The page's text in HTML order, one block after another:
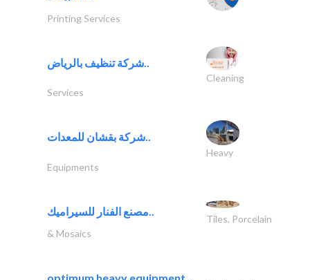
Printing Services
شركة تنظيف بالرياض..
Cleaning
Services
شركة بقشان للمعدات..
Heavy
Equipments
Tiles, Porcelain
& Mosaics